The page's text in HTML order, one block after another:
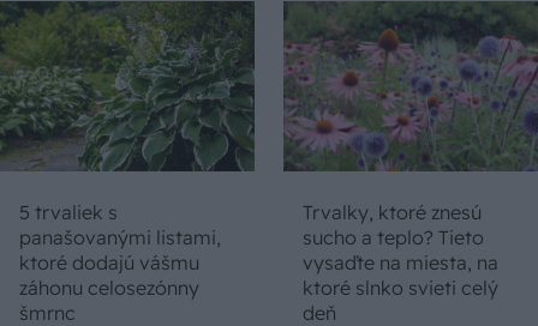
5 trvaliek s
panašovanými listami,
ktoré dodajú vášmu
záhonu celosezónny
šmrnc
Trvalky, ktoré znesú
sucho a teplo? Tieto
vysaďte na miesta, na
ktoré slnko svieti celý
deň